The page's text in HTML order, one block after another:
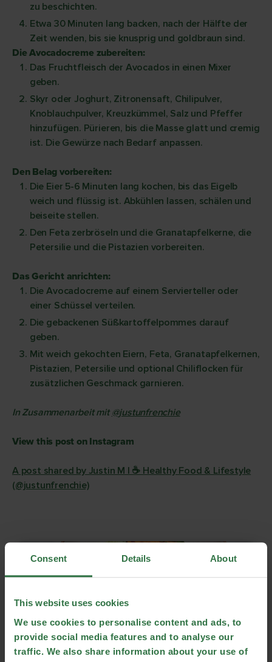
Consent Details About
This website uses cookies
We use cookies to personalise content and ads, to
provide social media features and to analyse our
traffic. We also share information about your use of
zu beschichten.
Etwa 30 Minuten lang backen, nach der Hälfte der
Zeit wenden, bis sie knusprig und goldbraun sind.
Die Avocadocreme zubereiten:
Das Fruchtfleisch der Avocados in einen Mixer
geben.
Skyr oder Joghurt, Zitronensaft, Chilipulver,
Knoblauchpulver, Kreuzkümmel, Salz und Pfeffer
hinzufügen. Pürieren, bis die Masse glatt und cremig
ist. Die Gewürze nach Bedarf anpassen.
Den Belag vorbereiten:
Die Eier 5-6 Minuten lang kochen, bis das Eigelb
weich und flüssig ist. Abkühlen lassen, schälen und
beiseite stellen.
Den Feta zerbröseln und die Granatapfelkerne, die
Petersilie und die Pistazien vorbereiten.
Das Gericht anrichten:
Die Avocadocreme auf einem Servierteller oder
einer Schüssel verteilen.
Die gebackenen Süßkartoffelpommes darauf
geben.
Mit weich gekochten Eiern, Feta, Granatapfelkernen,
Pistazien, Petersilie und optional Chiliflocken für
zusätzlichen Geschmack garnieren.
In Zusammenarbeit mit @justunfrenchie
View this post on Instagram
A post shared by Justin M | ☕ Healthy Food & Lifestyle
(@justunfrenchie)